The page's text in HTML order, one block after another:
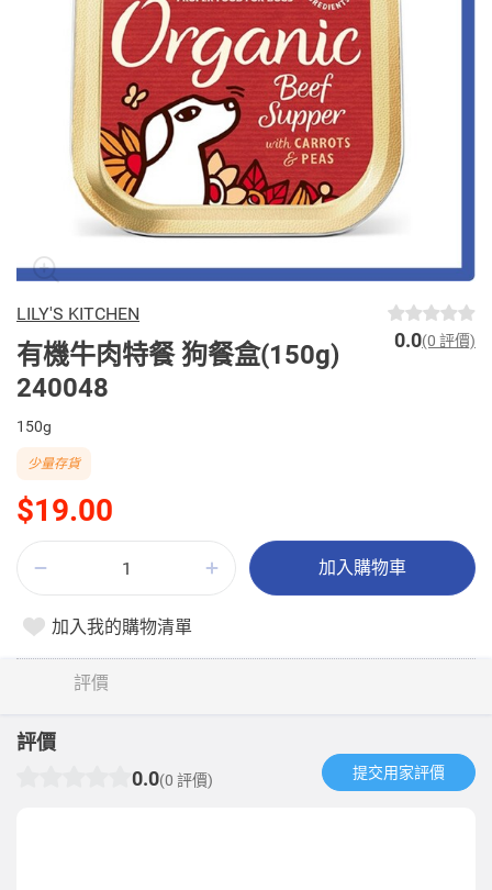
LILY'S KITCHEN
有機牛肉特餐 狗餐盒(150g)
240048
0.0(0 評價)
150g
$19.00
少量存貨
加入購物車
加入我的購物清單
評價
評價
0.0(0 評價) 提交用家評價​